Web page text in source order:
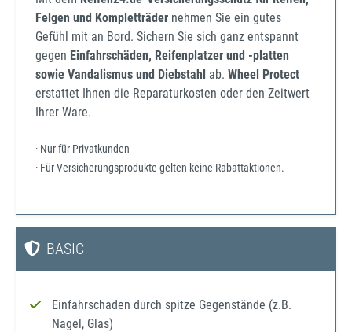
Felgen und Kompletträder nehmen Sie ein gutes
Gefühl mit an Bord. Sichern Sie sich ganz entspannt
gegen Einfahrschäden, Reifenplatzer und -platten
sowie Vandalismus und Diebstahl ab. Wheel Protect
erstattet Ihnen die Reparaturkosten oder den Zeitwert
Ihrer Ware.
· Nur für Privatkunden
· Für Versicherungsprodukte gelten keine Rabattaktionen.
BASIC
Einfahrschaden durch spitze Gegenstände (z.B.
Nagel, Glas)